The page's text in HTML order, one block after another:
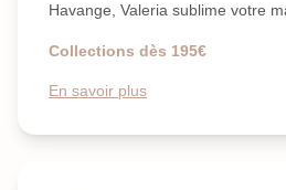
Havange, Valeria sublime votre
Collections dès 195€
En savoir plus